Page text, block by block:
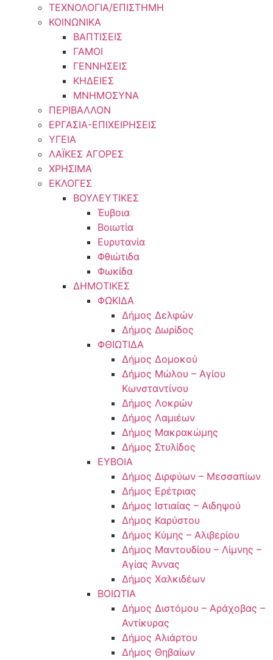
ΤΕΧΝΟΛΟΓΙΑ/ΕΠΙΣΤΗΜΗ
ΚΟΙΝΩΝΙΚΑ
ΒΑΠΤΙΣΕΙΣ
ΓΑΜΟΙ
ΓΕΝΝΗΣΕΙΣ
ΚΗΔΕΙΕΣ
ΜΝΗΜΟΣΥΝΑ
ΠΕΡΙΒΑΛΛΟΝ
ΕΡΓΑΣΙΑ-ΕΠΙΧΕΙΡΗΣΕΙΣ
ΥΓΕΙΑ
ΛΑΪΚΕΣ ΑΓΟΡΕΣ
ΧΡΗΣΙΜΑ
ΕΚΛΟΓΕΣ
ΒΟΥΛΕΥΤΙΚΕΣ
Έυβοια
Βοιωτία
Ευρυτανία
Φθιώτιδα
Φωκίδα
ΔΗΜΟΤΙΚΕΣ
ΦΩΚΙΔΑ
Δήμος Δελφών
Δήμος Δωρίδος
ΦΘΙΩΤΙΔΑ
Δήμος Δομοκού
Δήμος Μώλου – Αγίου
Κωνσταντίνου
Δήμος Λοκρών
Δήμος Λαμιέων
Δήμος Μακρακώμης
Δήμος Στυλίδος
ΕΥΒΟΙΑ
Δήμος Διρφύων – Μεσσαπίων
Δήμος Ερέτριας
Δήμος Ιστιαίας – Αιδηψού
Δήμος Καρύστου
Δήμος Κύμης – Αλιβερίου
Δήμος Μαντουδίου – Λίμνης –
Αγίας Άννας
Δήμος Χαλκιδέων
ΒΟΙΩΤΙΑ
Δήμος Διστόμου – Αράχοβας –
Αντίκυρας
Δήμος Αλιάρτου
Δήμος Θηβαίων